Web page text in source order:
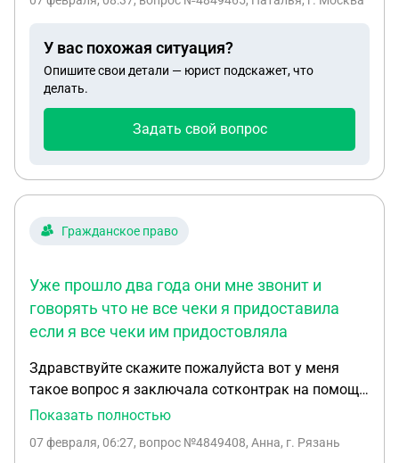
У вас похожая ситуация?
Опишите свои детали — юрист подскажет, что
делать.
Задать свой вопрос
Гражданское право
Уже прошло два года они мне звонит и
говорять что не все чеки я придоставила
если я все чеки им придостовляла
Здравствуйте скажите пожалуйста вот у меня
такое вопрос я заключала сотконтрак на помощь
строительных материалов . Уже прошло два года
придоставила если я все чеки им придостовляла
Показать полностью
07 февраля, 06:27, вопрос №4849408, Анна, г. Рязань